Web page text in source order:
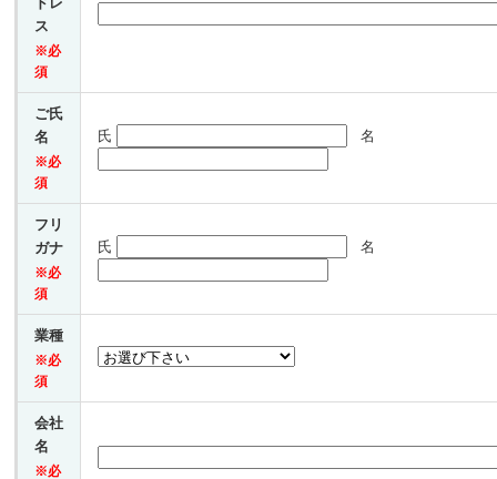
ス
※必
須
ご氏
名
※必
須
氏 名
フリ
ガナ
※必
須
氏 名
業種
※必
須
会社
名
※必